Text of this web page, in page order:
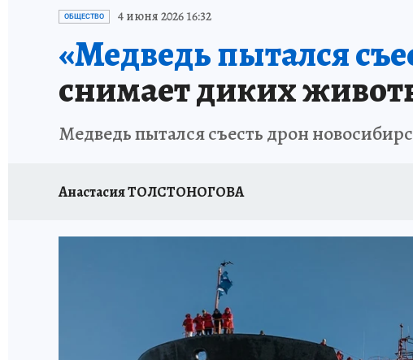
ОТДЫХ В РОССИИ
ОБЩЕСТВО 4 июня 2026 16:32
«Медведь пытался
снимает диких
Медведь пытался съесть дрон
Анастасия ТОЛСТОНОГОВА